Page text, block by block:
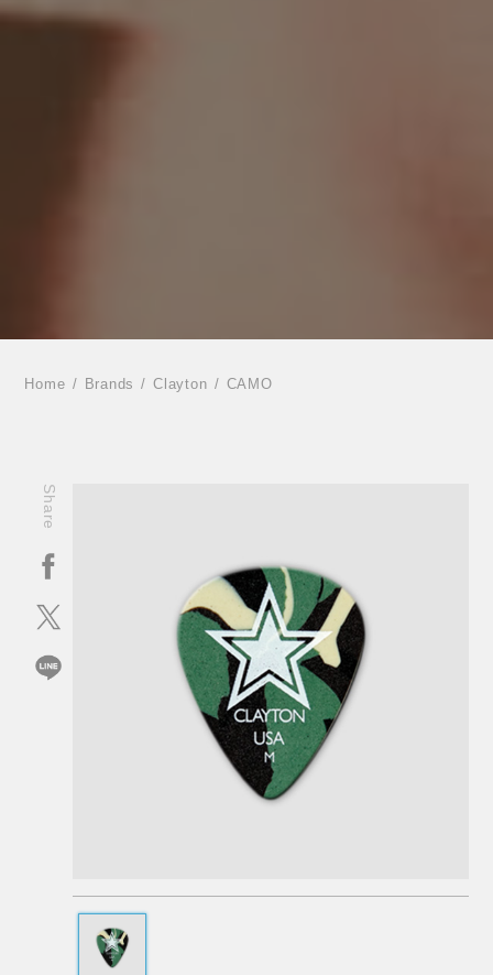
Home Brands Clayton CAMO
Share